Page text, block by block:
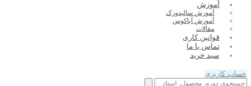
آموزش
آموزش سالیدورک
آموزش آباکوس
مقالات
قوانین کاری
تماس با ما
سبد خرید
حساب کاربری